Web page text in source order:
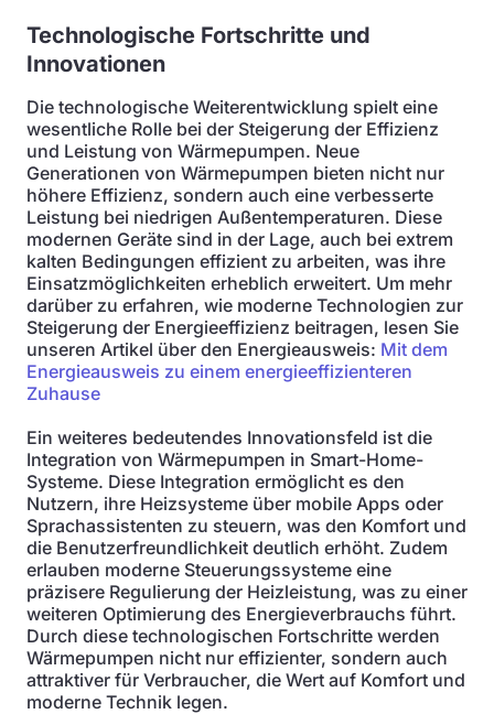
Technologische Fortschritte und
Innovationen
Die technologische Weiterentwicklung spielt eine
wesentliche Rolle bei der Steigerung der Effizienz
und Leistung von Wärmepumpen. Neue
Generationen von Wärmepumpen bieten nicht nur
höhere Effizienz, sondern auch eine verbesserte
Leistung bei niedrigen Außentemperaturen. Diese
modernen Geräte sind in der Lage, auch bei extrem
kalten Bedingungen effizient zu arbeiten, was ihre
Einsatzmöglichkeiten erheblich erweitert. Um mehr
darüber zu erfahren, wie moderne Technologien zur
Steigerung der Energieeffizienz beitragen, lesen Sie
unseren Artikel über den Energieausweis: Mit dem
Energieausweis zu einem energieeffizienteren
Zuhause
Ein weiteres bedeutendes Innovationsfeld ist die
Integration von Wärmepumpen in Smart-Home-
Systeme. Diese Integration ermöglicht es den
Nutzern, ihre Heizsysteme über mobile Apps oder
Sprachassistenten zu steuern, was den Komfort und
die Benutzerfreundlichkeit deutlich erhöht. Zudem
erlauben moderne Steuerungssysteme eine
präzisere Regulierung der Heizleistung, was zu einer
weiteren Optimierung des Energieverbrauchs führt.
Durch diese technologischen Fortschritte werden
Wärmepumpen nicht nur effizienter, sondern auch
attraktiver für Verbraucher, die Wert auf Komfort und
moderne Technik legen.